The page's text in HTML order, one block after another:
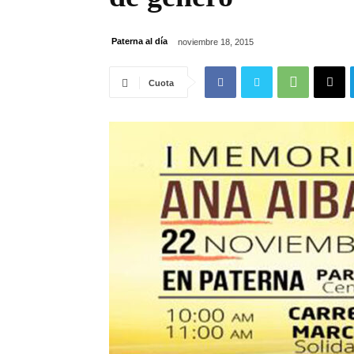
Paterna al día noviembre 18, 2015
Cuota